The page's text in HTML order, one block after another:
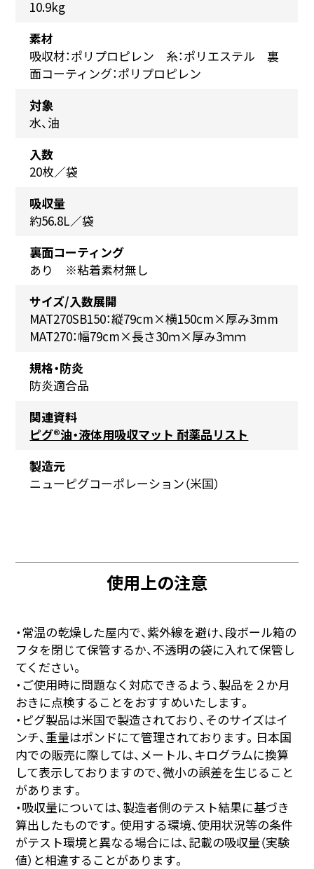
10.9kg
素材
吸収材：ポリプロピレン 糸：ポリエステル 裏
面コーティング：ポリプロピレン
対象
水、油
入数
20枚／袋
吸収量
約56.8L／袋
裏面コーティング
あり ※粘着素材無し
サイズ/入数展開
MAT270SB150：縦79cm×横150cm×厚み3mm
MAT270：幅79cm×長さ30ｍ×厚み3ｍｍ
規格・防炎
防炎適合品
関連資料
ピグ®油・液体用吸収マット 耐薬品リスト
製造元
ニューピグコーポレーション（米国）
使用上の注意
・常温の乾燥した屋内で、紫外線を避け、段ボール箱の
フタを閉じて保管するか、不透明の袋に入れて保管し
てください。
・ご使用時に問題なく対応できるよう、製品を２か月
おきに点検することをおすすめいたします。
・ピグ製品は米国で製造されており、そのサイズはイ
ンチ、重量はポンドにて管理されております。日本国
内での販売に際しては、メートル、キログラムに換算
して表示しておりますので、微小の誤差を生じること
があります。
・吸収量については、製造者側のテスト結果に基づき
算出したものです。使用する環境、使用状況等の条件
がテスト環境と異なる場合には、記載の吸収量（実験
値）と相違することがあります。